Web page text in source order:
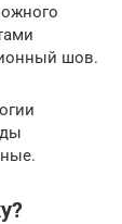
шов.